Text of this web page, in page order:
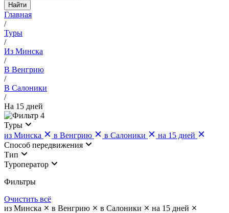
Найти
Главная
/
Туры
/
Из Минска
/
В Венгрию
/
В Салоники
/
На 15 дней
4
Туры
из Минска
в Венгрию в Салоники
на 15 дней
Cпособ передвижения
Тип
Туроператор
Фильтры
Очистить всё
из Минска
в Венгрию в Салоники
на 15 дней